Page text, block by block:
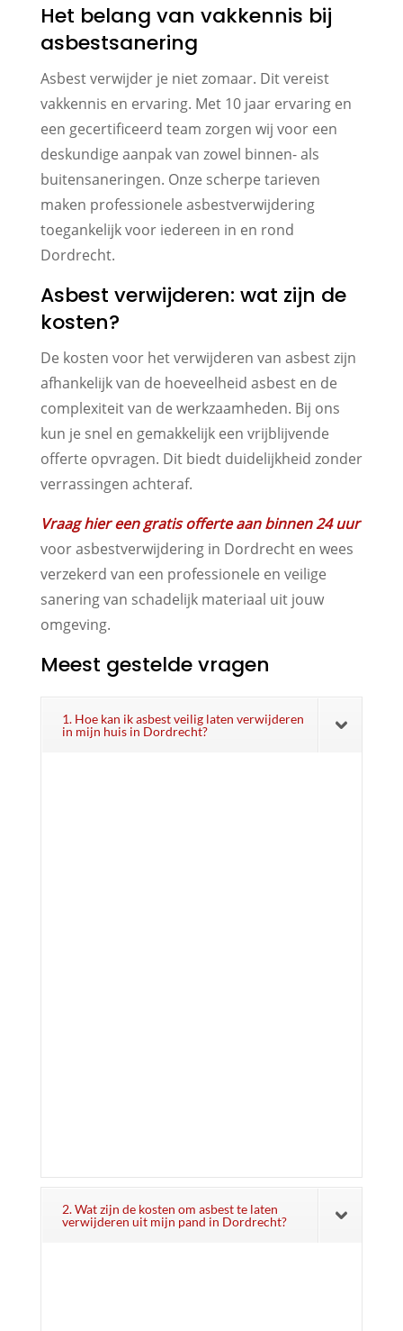
Het belang van vakkennis bij
asbestsanering
Asbest verwijder je niet zomaar. Dit vereist
vakkennis en ervaring. Met 10 jaar ervaring en
een gecertificeerd team zorgen wij voor een
deskundige aanpak van zowel binnen- als
buitensaneringen. Onze scherpe tarieven
maken professionele asbestverwijdering
toegankelijk voor iedereen in en rond
Dordrecht.
Asbest verwijderen: wat zijn de
kosten?
De kosten voor het verwijderen van asbest zijn
afhankelijk van de hoeveelheid asbest en de
complexiteit van de werkzaamheden. Bij ons
kun je snel en gemakkelijk een vrijblijvende
offerte opvragen. Dit biedt duidelijkheid zonder
verrassingen achteraf.
Vraag hier een gratis offerte aan binnen 24 uur
voor asbestverwijdering in Dordrecht en wees
verzekerd van een professionele en veilige
sanering van schadelijk materiaal uit jouw
omgeving.
Meest gestelde vragen
1. Hoe kan ik asbest veilig laten verwijderen
in mijn huis in Dordrecht?
2. Wat zijn de kosten om asbest te laten
verwijderen uit mijn pand in Dordrecht?